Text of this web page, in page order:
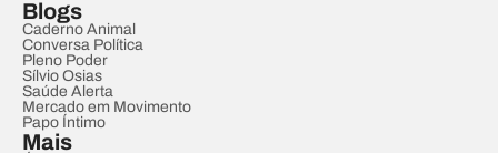
Blogs
Caderno Animal
Conversa Política
Pleno Poder
Sílvio Osias
Saúde Alerta
Mercado em Movimento
Papo Íntimo
Mais